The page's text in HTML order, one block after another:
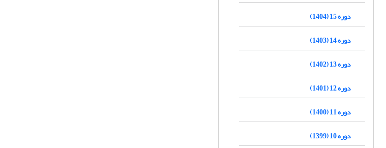
دوره 15 (1404)
دوره 14 (1403)
دوره 13 (1402)
دوره 12 (1401)
دوره 11 (1400)
دوره 10 (1399)